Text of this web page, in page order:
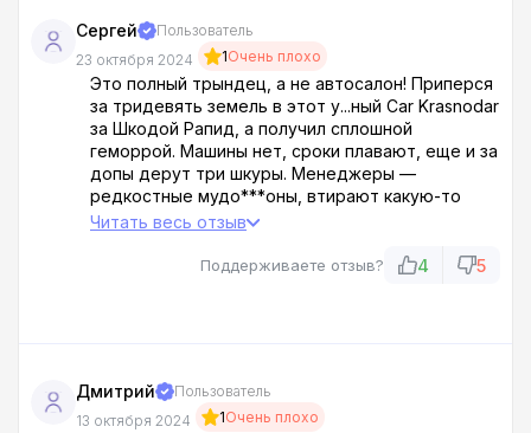
Сергей
Пользователь
23 октября 2024
1Очень плохо
Это полный трындец, а не автосалон! Приперся
за тридевять земель в этот у...ный Car Krasnodar
за Шкодой Рапид, а получил сплошной
геморрой. Машины нет, сроки плавают, еще и за
допы дерут три шкуры. Менеджеры —
редкостные мудо***оны, втирают какую-то
дичь. Типа, все норм, завтра точно привезут. И
их на три веселых, не стал больше терпеть
Читать весь отзыв
Поддерживаете отзыв? 4 5
Дмитрий
Пользователь
13 октября 2024
1Очень плохо